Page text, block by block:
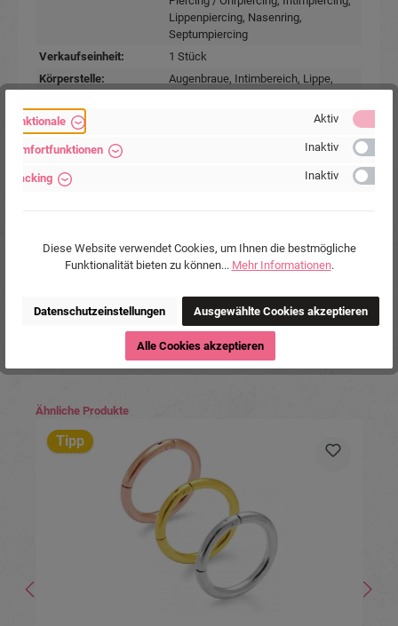
Lippenpiercing, Nasenring,
Septumpiercing
Verkaufseinheit:
1 Stück
Körperstelle:
Augenbraue, Intimbereich, Lippe,
Material:
, Gold
Durchmesser:
Wehrhainer Lindenstr. 28, 04936
Schlieben, Deutschland.
Produktgalerie überspringen
Ähnliche Produkte
Tipp
Funktionale Aktiv
Komfortfunktionen Inaktiv
Tracking Inaktiv
Diese Website verwendet Cookies, um Ihnen die bestmögliche
Funktionalität bieten zu können... Mehr Informationen.
Datenschutzeinstellungen Ausgewählte Cookies akzeptieren
Alle Cookies akzeptieren